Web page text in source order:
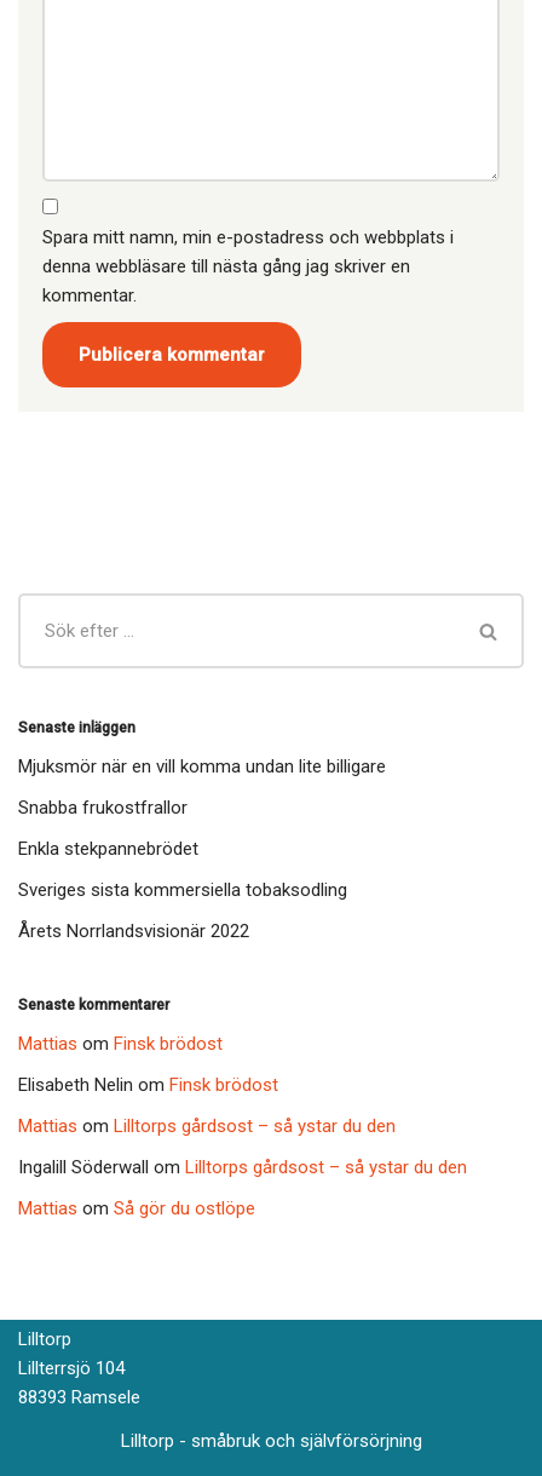
Spara mitt namn, min e-postadress och webbplats i
denna webbläsare till nästa gång jag skriver en
kommentar.
Senaste inläggen
Mjuksmör när en vill komma undan lite billigare
Snabba frukostfrallor
Enkla stekpannebrödet
Sveriges sista kommersiella tobaksodling
Årets Norrlandsvisionär 2022
Senaste kommentarer
Mattias om Finsk brödost
Elisabeth Nelin om Finsk brödost
Mattias om Lilltorps gårdsost – så ystar du den
Ingalill Söderwall om Lilltorps gårdsost – så ystar du den
Mattias om Så gör du ostlöpe
Lilltorp
Lillterrsjö 104
88393 Ramsele
Lilltorp - småbruk och självförsörjning